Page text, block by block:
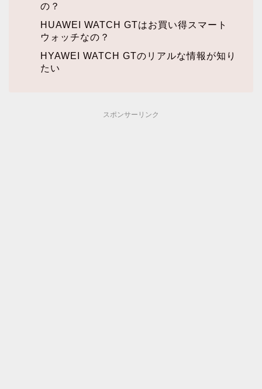
の？
HUAWEI WATCH GTはお買い得スマート
ウォッチなの？
HYAWEI WATCH GTのリアルな情報が知り
たい
スポンサーリンク